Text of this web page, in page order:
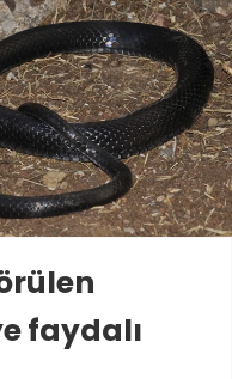
faydalı